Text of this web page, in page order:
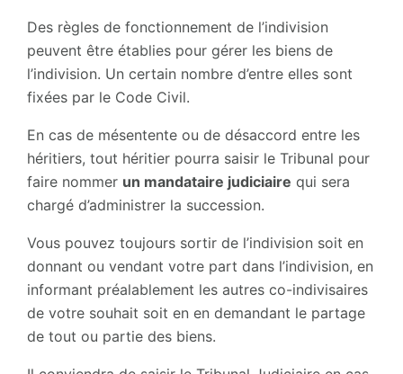
Des règles de fonctionnement de l’indivision
peuvent être établies pour gérer les biens de
l’indivision. Un certain nombre d’entre elles sont
fixées par le Code Civil.
En cas de mésentente ou de désaccord entre les
héritiers, tout héritier pourra saisir le Tribunal pour
faire nommer un mandataire judiciaire qui sera
chargé d’administrer la succession.
Vous pouvez toujours sortir de l’indivision soit en
donnant ou vendant votre part dans l’indivision, en
informant préalablement les autres co-indivisaires
de votre souhait soit en en demandant le partage
de tout ou partie des biens.